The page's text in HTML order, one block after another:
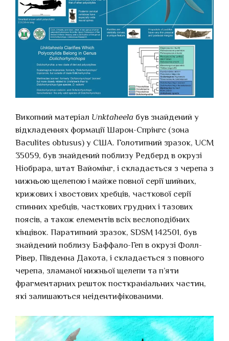
Викопний матеріал Unktaheela був знайдений у
відкладеннях формації Шарон-Спрінгс (зона
Baculites obtusus) у США. Голотипний зразок, UCM
35059, був знайдений поблизу Редберд в окрузі
Ніобрара, штат Вайомінг, і складається з черепа з
нижньою щелепою і майже повної серії шийних,
крижових і хвостових хребців, часткової серії
спинних хребців, часткових грудних і тазових
поясів, а також елементів всіх веслоподібних
кінцівок. Паратипний зразок, SDSM 142501, був
знайдений поблизу Баффало-Геп в окрузі Фолл-
Рівер, Південна Дакота, і складається з повного
черепа, зламаної нижньої щелепи та п’яти
фрагментарних решток посткраніальних частин,
які залишаються неідентифікованими.